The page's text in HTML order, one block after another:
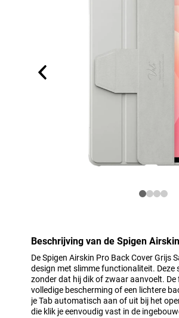
Beschrijving van de Spigen
De Spigen Airskin Pro Back Cover Grijs
design met slimme functionaliteit. Deze
zonder dat hij dik of zwaar aanvoelt.
volledige bescherming of een lichtere
je Tab automatisch aan of uit bij het
die klik je eenvoudig vast in de